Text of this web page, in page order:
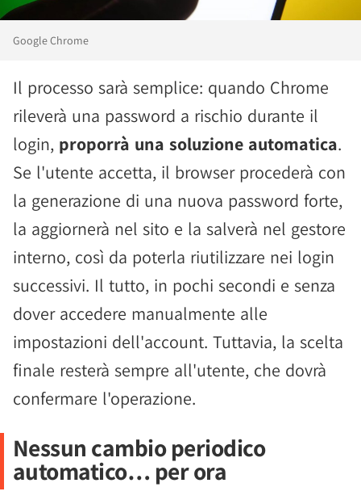
Google Chrome
Il processo sarà semplice: quando Chrome
rileverà una password a rischio durante il
login, proporrà una soluzione automatica.
Se l'utente accetta, il browser procederà con
la generazione di una nuova password forte,
la aggiornerà nel sito e la salverà nel gestore
interno, così da poterla riutilizzare nei login
successivi. Il tutto, in pochi secondi e senza
dover accedere manualmente alle
impostazioni dell'account. Tuttavia, la scelta
finale resterà sempre all'utente, che dovrà
confermare l'operazione.
Nessun cambio periodico
automatico… per ora